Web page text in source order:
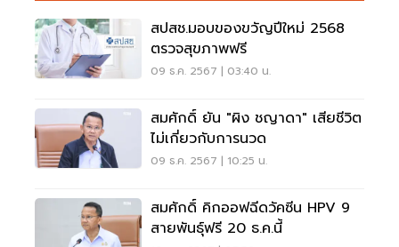
สปสช.มอบของขวัญปีใหม่ 2568
ตรวจสุขภาพฟรี
09 ธ.ค. 2567 | 03:40 น.
สมศักดิ์ ยัน "ผิง ชญาดา" เสียชีวิต
ไม่เกี่ยวกับการนวด
09 ธ.ค. 2567 | 10:25 น.
สมศักดิ์ คิกออฟฉีดวัคซีน HPV 9
สายพันธุ์ฟรี 20 ธ.ค.นี้